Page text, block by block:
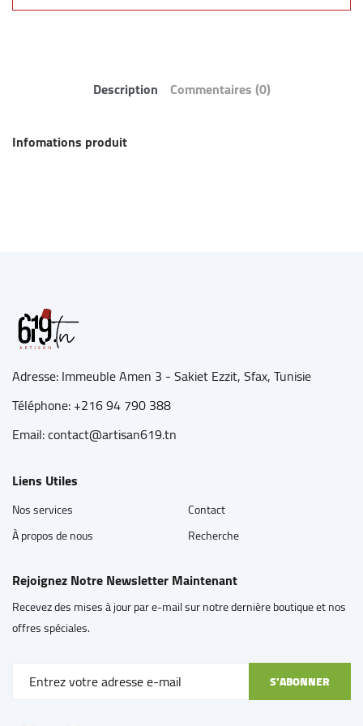
Description Commentaires(0)
Infomations produit
Adresse: Immeuble Amen 3 - Sakiet Ezzit, Sfax, Tunisie
Téléphone:+216 94 790 388
Email: contact@artisan619.tn
Liens Utiles
Nos services
À propos de nous
Contact
Recherche
Rejoignez Notre Newsletter Maintenant
Recevez des mises à jour par e-mail sur notre dernière boutique et nos
offres spéciales.
S'ABONNER